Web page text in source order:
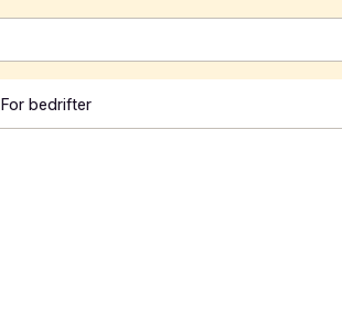
For bedrifter